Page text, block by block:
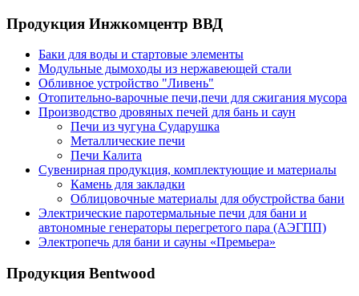
Продукция Инжкомцентр ВВД
Баки для воды и стартовые элементы
Модульные дымоходы из нержавеющей стали
Обливное устройство "Ливень"
Отопительно-варочные печи,печи для сжигания мусора
Производство дровяных печей для бань и саун
Печи из чугуна Сударушка
Металлические печи
Печи Калита
Сувенирная продукция, комплектующие и материалы
Камень для закладки
Облицовочные материалы для обустройства бани
Электрические паротермальные печи для бани и
автономные генераторы перегретого пара (АЭГПП)
Электропечь для бани и сауны «Премьера»
Продукция Bentwood